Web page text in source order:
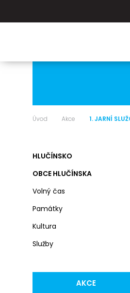
Úvod Akce 1. JARNÍ
HLUČÍNSKO
OBCE HLUČÍNSKA
Volný čas
Památky
Kultura
Služby
AKCE